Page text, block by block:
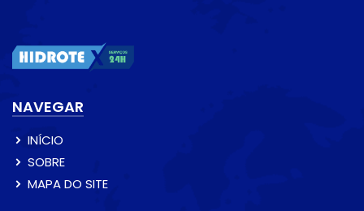
NAVEGAR
INÍCIO
SOBRE
MAPA DO SITE